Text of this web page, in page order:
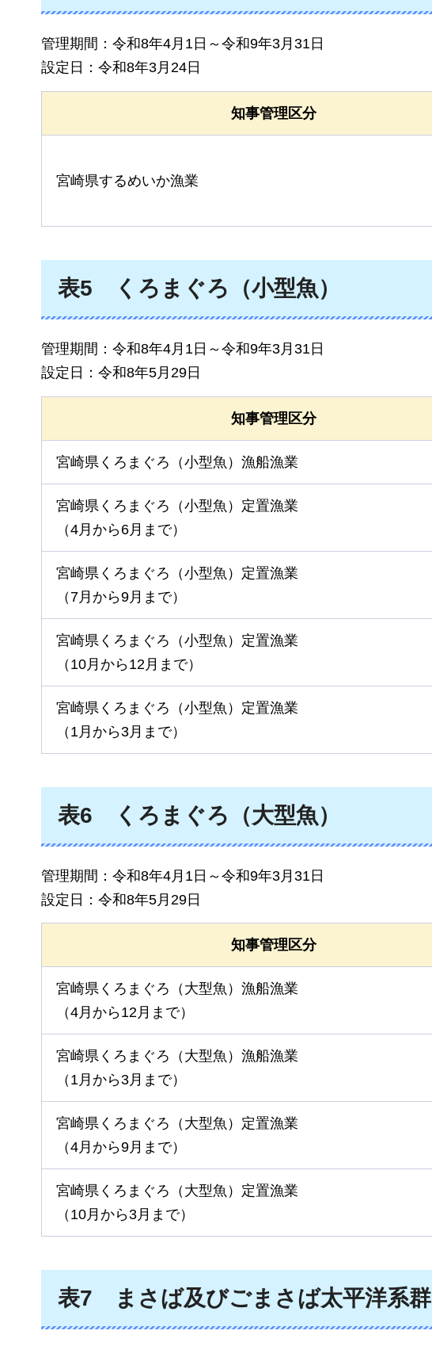
管理期間：令和8年4月1日～令和9年3月31日
設定日：令和8年3月24日
知事管理区分
宮崎県するめいか漁業
表5 くろ まぐろ（小型魚）
管理期間：令和8年4月1日～令和9年3月31日
設定日：令和8年5月29日
知事管理区分
宮崎県くろまぐろ（小型魚）漁船漁業
宮崎県くろまぐろ（小型魚）定置漁業
（4月から6月まで）
宮崎県くろまぐろ（小型魚）定置漁業
（7月から9月まで）
宮崎県くろまぐろ（小型魚）定置漁業
（10月から12月まで）
宮崎県くろまぐろ（小型魚）定置漁業
（1月から3月まで）
表6 くろ まぐろ（大型魚）
管理期間：令和8年4月1日～令和9年3月31日
設定日：令和8年5月29日
知事管理区分
宮崎県くろまぐろ（大型魚）漁船漁業
（4月から12月まで）
宮崎県くろまぐろ（大型魚）漁船漁業
（1月から3月まで）
宮崎県くろまぐろ（大型魚）定置漁業
（4月から9月まで）
宮崎県くろまぐろ（大型魚）定置漁業
（10月から3月まで）
表7 まさば及びごまさば太平洋系群